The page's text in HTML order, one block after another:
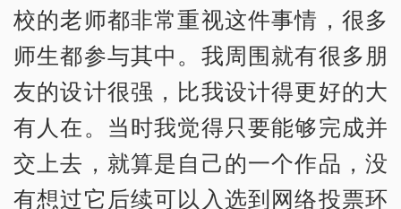
校的老师都非常重视这件事情，很多
师生都参与其中。我周围就有很多朋
友的设计很强，比我设计得更好的大
有人在。当时我觉得只要能够完成并
交上去，就算是自己的一个作品，没
有想过它后续可以入选到网络投票环